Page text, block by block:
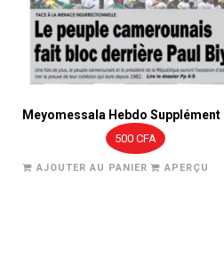
Meyomessala Hebdo Supplément
500CFA
AJOUTER AU PANIER APERÇU